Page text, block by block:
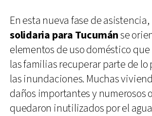
En esta nueva fase de asistencia,
solidaria para Tucumánse
elementos de uso doméstico
las familias recuperar parte de lo
las inundaciones. Muchas
daños importantes y numerosos
quedaron inutilizados por el